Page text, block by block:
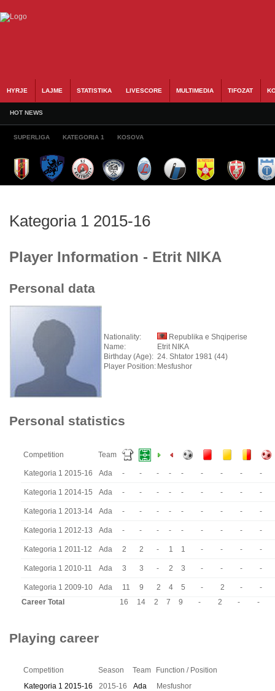
HYRJE LAJME STATISTIKA LIVESCORE MULTIMEDIA TIFOZAT
HOT NEWS
SUPERLIGA KATEGORIA 1 KOSOVA
Kategoria 1 2015-16
Player Information - Etrit NIKA
Personal data
Nationality:
Republika e Shqiperise
Name:
Etrit NIKA
Birthday (Age): 24. Shtator 1981 (44)
Player Position: Mesfushor
Personal statistics
Competition Team
Kategoria 1 2015-16 Ada - - - - - - - - -
Kategoria 1 2014-15 Ada - - - - - - - - -
Kategoria 1 2013-14 Ada - - - - - - - - -
Kategoria 1 2012-13 Ada - - - - - - - - -
Kategoria 1 2011-12 Ada 2 2 - 1 1 - - - -
Kategoria 1 2010-11 Ada 3 3 - 2 3 - - - -
Kategoria 1 2009-10 Ada 11 9 2 4 5 - 2 -
-
Career Total
16 14 2 7 9 - 2 - -
Playing career
Competition Season Team
Function / Position
Kategoria 1 2015-16
2015-16 Ada Mesfushor